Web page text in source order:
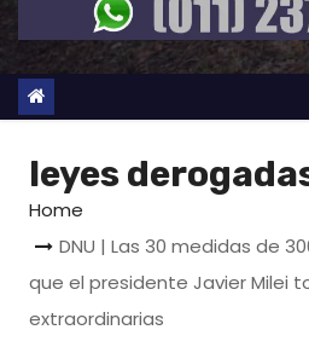
leyes
Home
DNU | Las 30 medidas de
que el presidente Javier Milei
extraordinarias